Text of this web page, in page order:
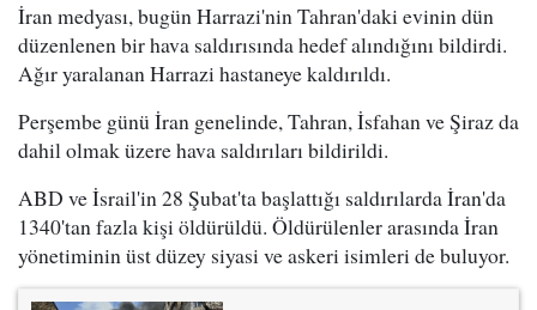
İran medyası, bugün Harrazi'nin Tahran'daki evinin dün
düzenlenen bir hava saldırısında hedef alındığını bildirdi.
Ağır yaralanan Harrazi hastaneye kaldırıldı.
Perşembe günü İran genelinde, Tahran, İsfahan ve Şiraz da
dahil olmak üzere hava saldırıları bildirildi.
ABD ve İsrail'in 28 Şubat'ta başlattığı saldırılarda İran'da
1340'tan fazla kişi öldürüldü. Öldürülenler arasında İran
yönetiminin üst düzey siyasi ve askeri isimleri de buluyor.